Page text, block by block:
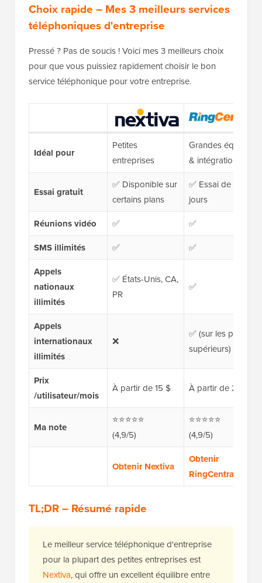
Choix rapide – Mes 3 meilleurs services
téléphoniques d'entreprise
Pressé ? Pas de soucis ! Voici mes 3 meilleurs choix
pour que vous puissiez rapidement choisir le bon
service téléphonique pour votre entreprise.
Idéal pour
Petites
entreprises
Grandes équipes
& intégrations
Essai gratuit
✅ Disponible sur
certains plans
✅ Essai de 14
jours
Réunions vidéo
✅
✅
SMS illimités
✅
✅
Appels
nationaux
illimités
✅ États-Unis, CA,
PR
✅
Appels
internationaux
illimités
❌
✅ (sur les plans
supérieurs)
Prix
/utilisateur/mois
À partir de 15 $ À partir de 20 $
Ma note
⭐⭐⭐⭐⭐
(4,9/5)
⭐⭐⭐⭐⭐
(4,9/5)
Obtenir Nextiva
Obtenir
RingCentral
TL;DR – Résumé rapide
Le meilleur service téléphonique d'entreprise
pour la plupart des petites entreprises est
Nextiva, qui offre un excellent équilibre entre